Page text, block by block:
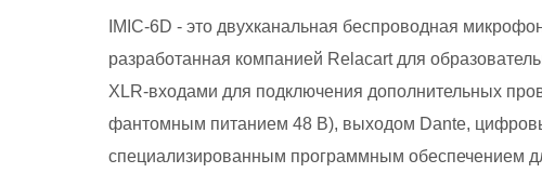
IMIC-6D - это двухканальная беспроводная
разработанная компанией Relacart для
XLR-входами для подключения дополнительных
фантомным питанием 48 В), выходом Dante,
специализированным программным обеспечением